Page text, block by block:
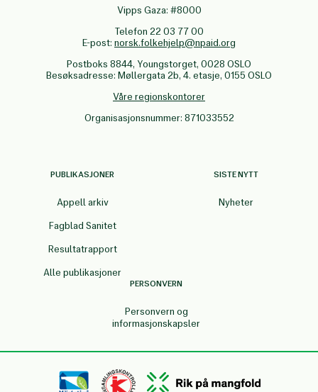
Vipps Gaza: #8000
Telefon 22 03 77 00
E-post: norsk.folkehjelp@npaid.org
Postboks 8844, Youngstorget, 0028 OSLO
Besøksadresse: Møllergata 2b, 4. etasje, 0155 OSLO
Våre regionskontorer
Organisasjonsnummer: 871033552
PUBLIKASJONER
Appell arkiv
Fagblad Sanitet
Resultatrapport
Alle publikasjoner
SISTE NYTT
Nyheter
PERSONVERN
Personvern og
informasjonskapsler